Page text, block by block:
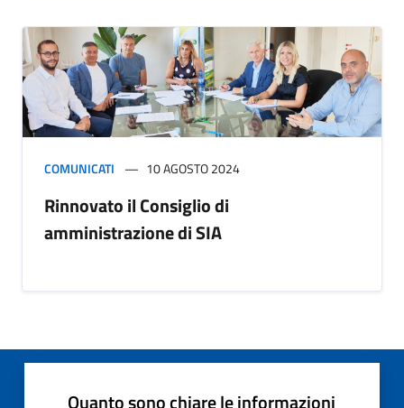
COMUNICATI 10 AGOSTO 2024
Rinnovato il Consiglio di
amministrazione di SIA
Quanto sono chiare le informazioni